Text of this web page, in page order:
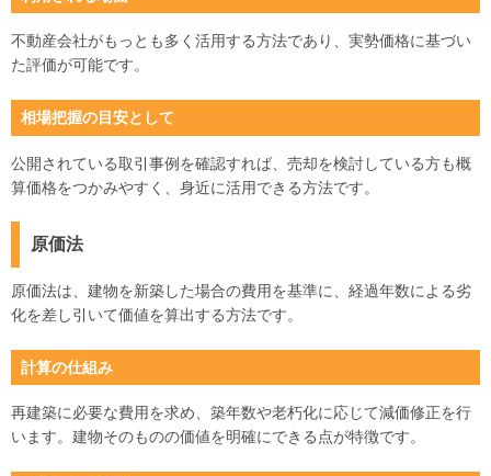
不動産会社がもっとも多く活用する方法であり、実勢価格に基づい
た評価が可能です。
相場把握の目安として
公開されている取引事例を確認すれば、売却を検討している方も概
算価格をつかみやすく、身近に活用できる方法です。
原価法
原価法は、建物を新築した場合の費用を基準に、経過年数による劣
化を差し引いて価値を算出する方法です。
計算の仕組み
再建築に必要な費用を求め、築年数や老朽化に応じて減価修正を行
います。建物そのものの価値を明確にできる点が特徴です。